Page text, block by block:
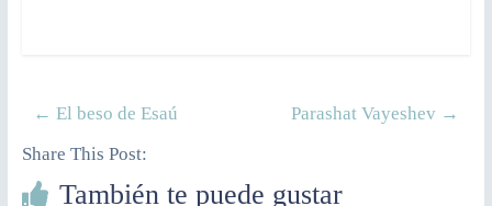
← El beso de Esaú Parashat Vayeshev →
Share This Post:
También te puede gustar